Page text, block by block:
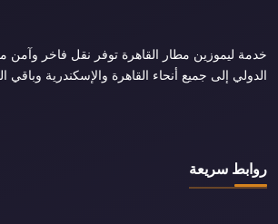
خدمة ليموزين مطار القاهرة توفر نقل فاخر وآمن
الدولي إلى جميع أنحاء القاهرة والإسكندرية وباقي
روابط سريعة